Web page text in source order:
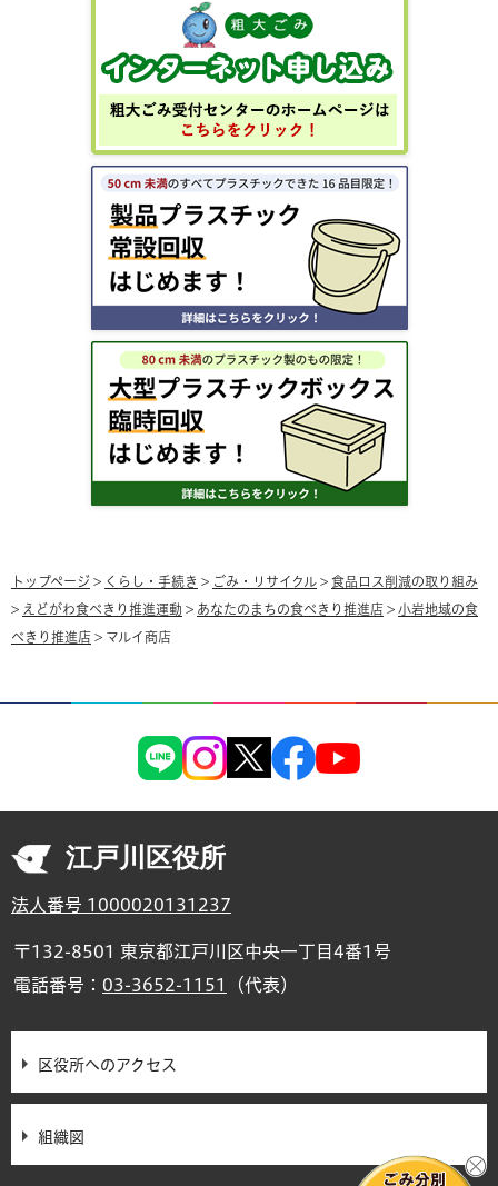
トップページ > くらし・手続き > ごみ・リサイクル > 食品ロス削減の取り組み
> えどがわ食べきり推進運動 > あなたのまちの食べきり推進店 > 小岩地域の食
べきり推進店 > マルイ商店
江戸川区役所
法人番号 1000020131237
〒132-8501 東京都江戸川区中央一丁目4番1号
電話番号： 03-3652-1151 （代表）
区役所へのアクセス
組織図